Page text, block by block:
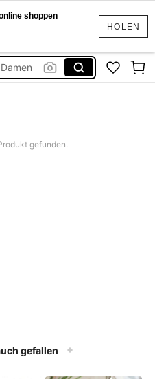
HOLEN
shoppen
gefunden.
gefallen